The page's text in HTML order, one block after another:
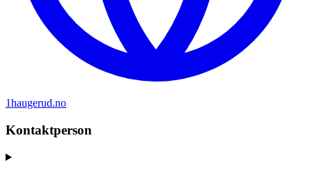
1haugerud.no
Kontaktperson